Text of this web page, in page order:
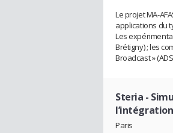
Le projet MA-
applications du
Les
Brétigny) ; les
Broadcast »
Steria -
l’intégration
Paris